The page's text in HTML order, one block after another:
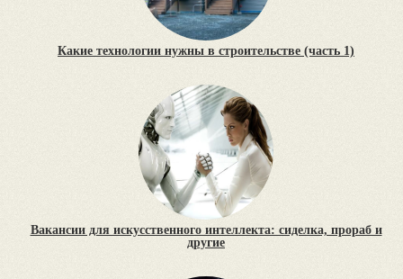
Какие технологии нужны в строительстве (часть 1)
Вакансии для искусственного интеллекта: сиделка, прораб и
другие